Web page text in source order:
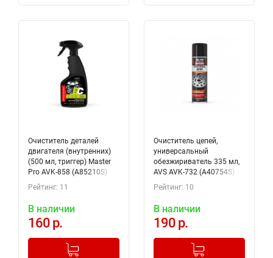
Очиститель деталей
двигателя (внутренних)
(500 мл, триггер) Master
Pro AVK-858 (A85210S)
Рейтинг: 11
В наличии
160 р.
+
Добавлено в корзину
Очиститель цепей,
универсальный
обезжириватель 335 мл,
AVS AVK-732 (A40754S)
Рейтинг: 10
В наличии
190 р.
+
Добавлено в корзину